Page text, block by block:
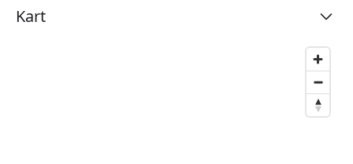
Kart